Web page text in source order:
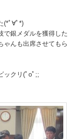
(*ﾟ∀ﾟ*)
で銀メダルを獲得した
ゃんも出席させてもら
ックリ(ﾟoﾟ;;